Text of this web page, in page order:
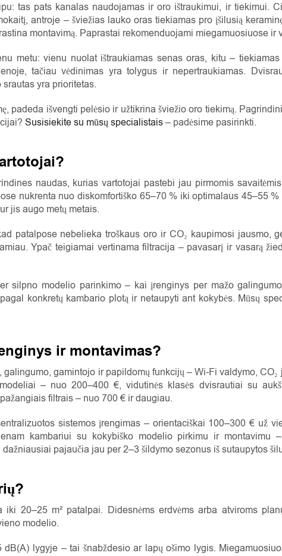
tas pats kanalas naudojamas ir oro ištraukimui, ir tiekimui.
antroje – šviežias lauko oras tiekiamas pro įšilusią
montavimą. Paprastai rekomenduojami miegamuosiuose ir
metu: vienu nuolat ištraukiamas senas oras, kitu – tiekiamas
tačiau vėdinimas yra tolygus ir nepertraukiamas.
yra prioritetas.
padeda išvengti pelėsio ir užtikrina šviežio oro tiekimą.
Susisiekite su mūsų specialistais– padėsime pasirinkti.
naudas, kurias vartotojai pastebi jau pirmomis
nukrenta nuo diskomfortiško 65–70 % iki optimalaus 45–55
jis augo metų metais.
patalpose nebelieka troškaus oro ir CO₂ kaupimosi jausmo,
Ypač teigiamai vertinama filtracija – pavasarį ir vasarą
silpno modelio parinkimo – kai įrenginys per mažo
konkretų kambario plotą ir netaupyti ant kokybės. Mūsų
ir montavimas?
gamintojo ir papildomų funkcijų – Wi-Fi valdymo, CO₂
– nuo 200–400 €, vidutinės klasės dvisrautiai su
filtrais – nuo 700 € ir daugiau.
sistemos įrengimas – orientaciškai 100–300 € už
kambariui su kokybiško modelio pirkimu ir montavimu
pajaučia jau per 2–3 šildymo sezonus iš sutaupytos
20–25 m² patalpai. Didesnėms erdvėms arba atviroms
modelio.
lygyje – tai šnabždesio ar lapų ošimo lygis.